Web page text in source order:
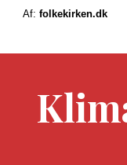
Af: folkekirken.dk